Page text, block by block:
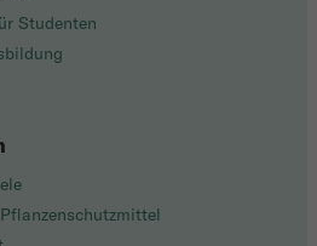
Studenten